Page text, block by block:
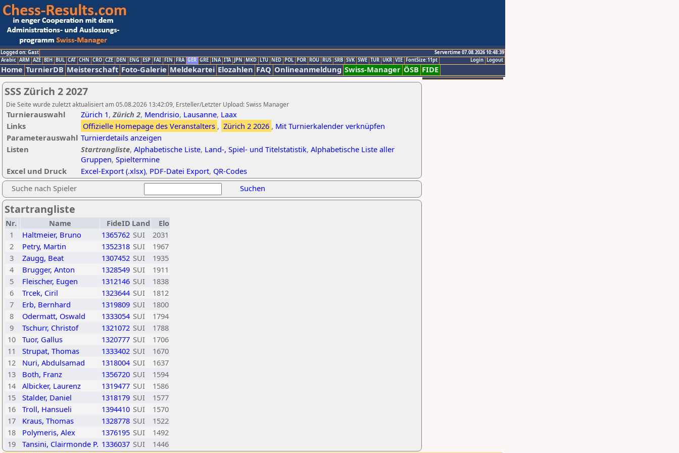
Logged on: Gast
Servertime 07.08.2026 10:48:39
Logout
Login
Arabic ARM AZE BIH BUL CAT CHN CRO CZE DEN ENG ESP FAI FIN FRA GER GRE INA ITA JPN MKD LTU NED POL POR ROU RUS SRB SVK SWE TUR UKR VIE FontSize:11pt
Home TurnierDB Meisterschaft Foto-Galerie Meldekartei Elozahlen FAQ Onlineanmeldung Swiss-Manager ÖSB FIDE
SSS Zürich 2 2027
Die Seite wurde zuletzt aktualisiert am 05.08.2026 13:42:09, Ersteller/Letzter Upload: Swiss Manager
Turnierauswahl Zürich 1,Zürich 2, Mendrisio, Lausanne, Laax
Links
Offizielle Homepage des Veranstalters , Zürich 2 2026 , Mit Turnierkalender verknüpfen
Parameterauswahl Turnierdetails anzeigen
Listen
Startrangliste, Alphabetische Liste, Land-, Spiel- und Titelstatistik, Alphabetische Liste aller
Gruppen, Spieltermine
Excel und Druck
Excel-Export (.xlsx), PDF-Datei Export, QR-Codes
Suche nach Spieler
Suchen
Startrangliste
Nr. Name FideID Land
Elo
1
Haltmeier, Bruno 1365762 SUI
2031
2
Petry, Martin 1352318 SUI
1967
3
Zaugg, Beat 1307452 SUI
1935
4
Brugger, Anton 1328549 SUI
1911
5
Fleischer, Eugen 1312146 SUI
1838
6
Trcek, Ciril 1323644 SUI
1812
7
Erb, Bernhard 1319809 SUI
1800
8
Odermatt, Oswald 1333054 SUI
1794
9
Tschurr, Christof 1321072 SUI
1788
10
Tuor, Gallus 1320777 SUI
1706
11
Strupat, Thomas 1333402 SUI
1670
12
Nuri, Abdulsamad 1318004 SUI
1637
13
Both, Franz 1356720 SUI
1594
14
Albicker, Laurenz 1319477 SUI
1586
15
Stalder, Daniel 1318179 SUI
1577
16
Troll, Hansueli 1394410 SUI
1570
17
Kraus, Thomas 1328778 SUI
1522
18
Polymeris, Alex 1376195 SUI
1492
19
Tansini, Clairmonde P. 1336037 SUI 1446